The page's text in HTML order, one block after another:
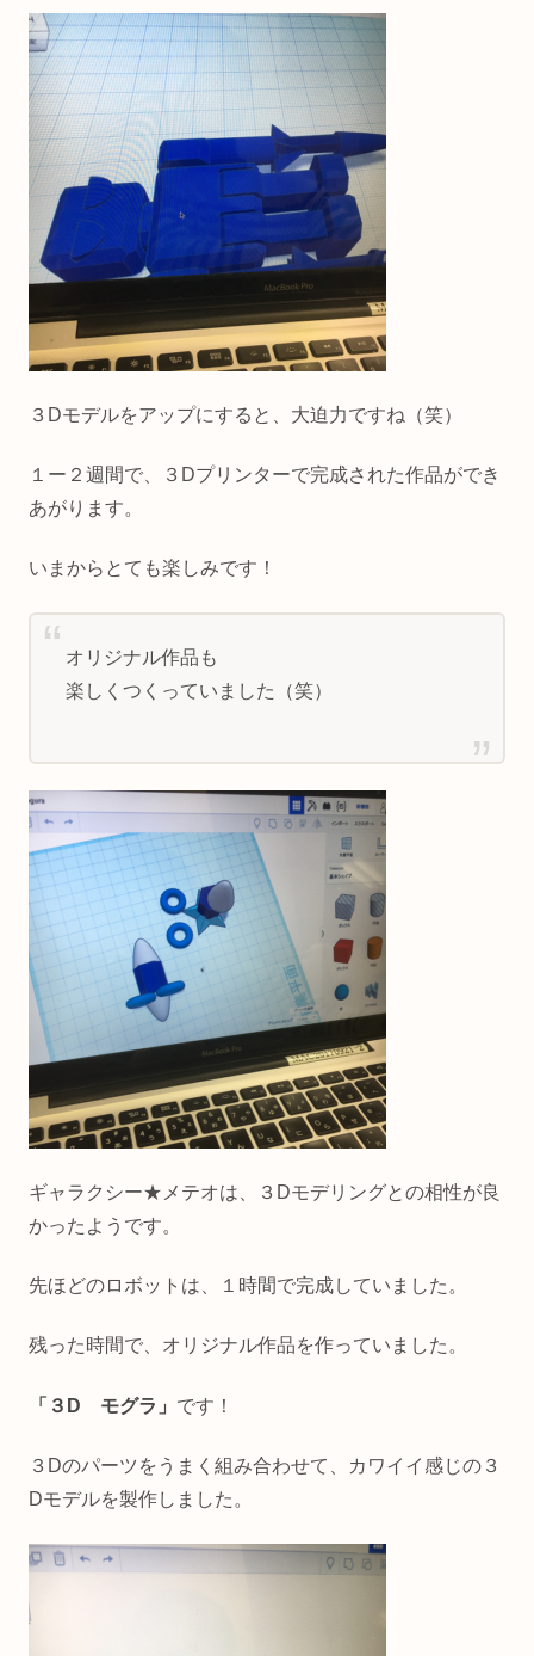
３Dモデルをアップにすると、大迫力ですね（笑）
１ー２週間で、３Dプリンターで完成された作品ができ
あがります。
いまからとても楽しみです！
オリジナル作品も
楽しくつくっていました（笑）
ギャラクシー★メテオは、３Dモデリングとの相性が良
かったようです。
先ほどのロボットは、１時間で完成していました。
残った時間で、オリジナル作品を作っていました。
「３D モグラ」 です！
３Dのパーツをうまく組み合わせて、カワイイ感じの３
Dモデルを製作しました。